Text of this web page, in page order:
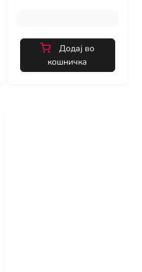
Додај во
кошничка